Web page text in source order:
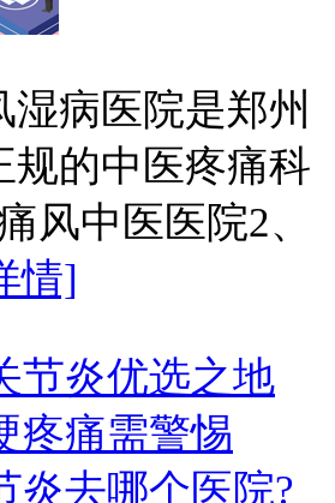
湿病医院是郑州
规的中医疼痛科
风中医医院2、
情]
节炎优选之地
疼痛需警惕
炎去哪个医院?